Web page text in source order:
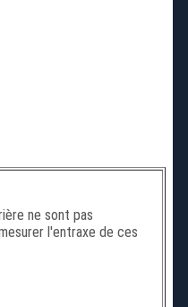
ne sont pas
l'entraxe de ces